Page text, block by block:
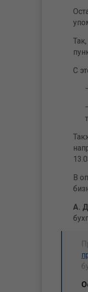
С
В
А.